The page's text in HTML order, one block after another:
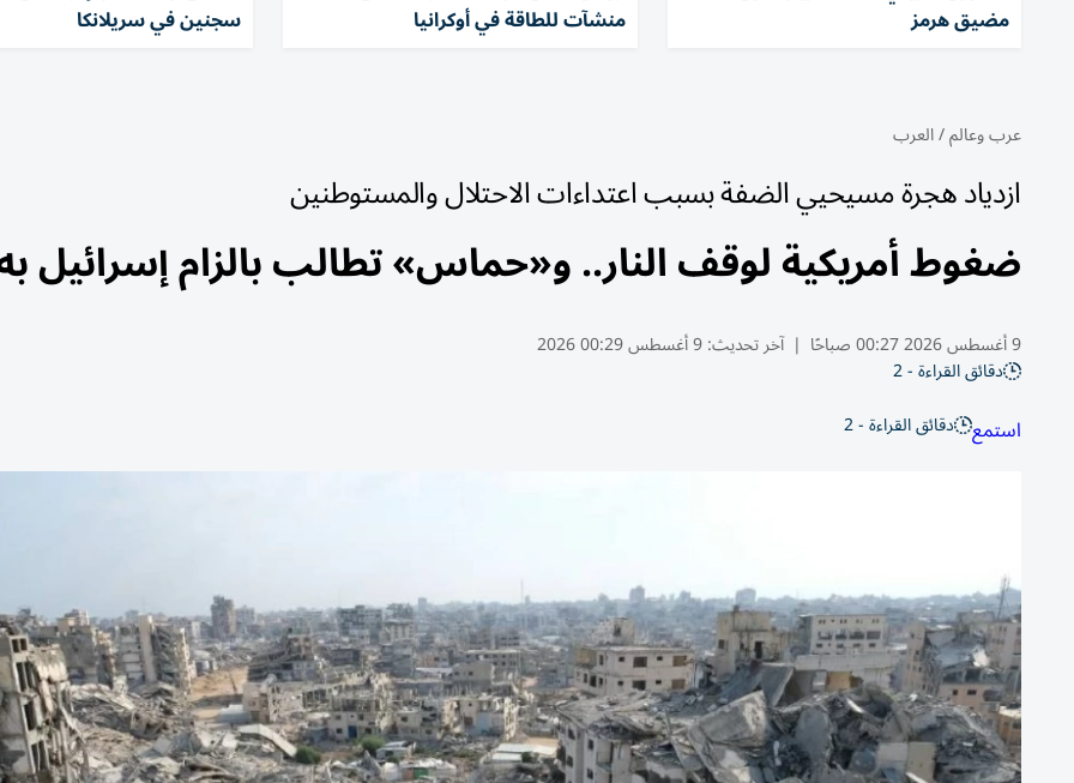
مضيق هرمز منشآت للطاقة في أوكرانيا سجنين في سريلانكا
عرب وعالم/العرب
ازدياد هجرة مسيحيي الضفة بسبب اعتداءات الاحتلال والمستوطنين
ضغوط أمريكية لوقف النار.. و«حماس» تطالب بالزام إسرائيل
9 أغسطس 2026 00:27 صباحًا | آخر تحديث:9 أغسطس 00:29 2026
دقائق القراءة - 2
استمع دقائق القراءة - 2